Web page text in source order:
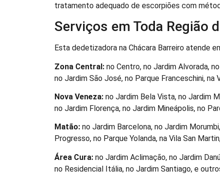
tratamento adequado de escorpiões com
Serviços em Toda Região
Esta dedetizadora na Chácara Barreiro atende
Zona Central: no Centro, no Jardim Alvorada,
no Jardim São José, no Parque Franceschini, na
Nova Veneza: no Jardim Bela Vista, no Jardim
no Jardim Florença, no Jardim Mineápolis, no
Matão: no Jardim Barcelona, no Jardim
Progresso, no Parque Yolanda, na Vila San
Área Cura: no Jardim Aclimação, no Jardim
no Residencial Itália, no Jardim Santiago, e